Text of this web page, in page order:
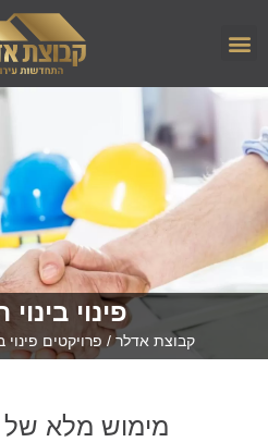
פינוי בינוי
קבוצת אדלר/פרויקטים פינוי
מימוש מלא של